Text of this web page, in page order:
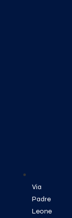
Via
Padre
Leone